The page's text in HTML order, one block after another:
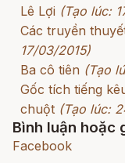
Lê Lợi (Tạo lúc:
Các truyền
17/03/2015)
Ba cô tiên (Tạo
Gốc tích tiếng
chuột (Tạo lúc:
Bình luận hoặc
Facebook